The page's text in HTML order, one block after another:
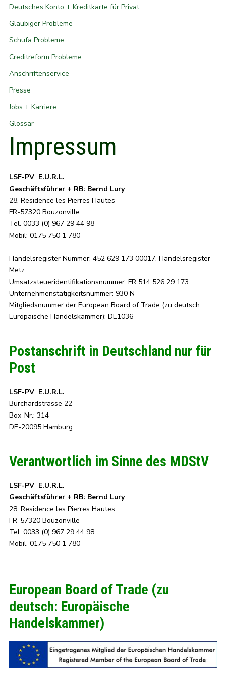
Deutsches Konto + Kreditkarte für Privat
Gläubiger Probleme
Schufa Probleme
Creditreform Probleme
Anschriftenservice
Presse
Jobs + Karriere
Glossar
Impressum
LSF-PV E.U.R.L.
Geschäftsführer + RB: Bernd Lury
28, Residence les Pierres Hautes
FR-57320 Bouzonville
Tel. 0033 (0) 967 29 44 98
Mobil: 0175 750 1 780
Handelsregister Nummer: 452 629 173 00017, Handelsregister
Metz
Umsatzsteueridentifikationsnummer: FR 514 526 29 173
Unternehmenstätigkeitsnummer: 930 N
Mitgliedsnummer der European Board of Trade (zu deutsch:
Europäische Handelskammer): DE1036
Postanschrift in Deutschland nur für
Post
LSF-PV E.U.R.L.
Burchardstrasse 22
Box-Nr.: 314
DE-20095 Hamburg
Verantwortlich im Sinne des MDStV
LSF-PV E.U.R.L.
Geschäftsführer + RB: Bernd Lury
28, Residence les Pierres Hautes
FR-57320 Bouzonville
Tel. 0033 (0) 967 29 44 98
Mobil. 0175 750 1 780
European Board of Trade (zu
deutsch: Europäische
Handelskammer)